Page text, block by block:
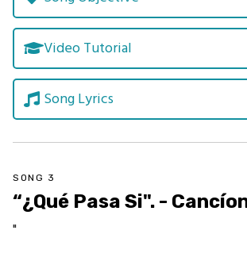
Video Tutorial
Song Lyrics
SONG 3
“¿Qué Pasa Si". -
"